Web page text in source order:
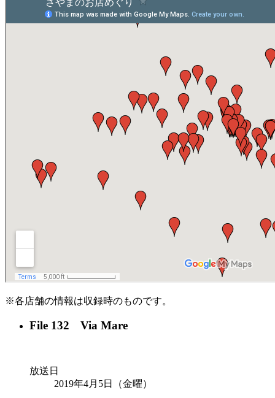
※各店舗の情報は収録時のものです。
File 132 Via Mare
放送日
2019年4月5日（金曜）